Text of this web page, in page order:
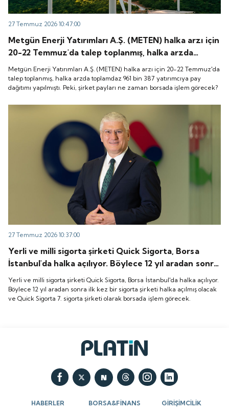
27 Temmuz 2026 10:47:00
Metgün Enerji Yatırımları A.Ş. (METEN) halka arzı için
20-22 Temmuz'da talep toplanmış, halka arzda
toplamdaz 961 bin 387 yatırımcıya pay dağıtımı
yapılmıştı. Peki, şirket payları ne zaman borsada
işlem görecek?
Metgün Enerji Yatırımları A.Ş. (METEN) halka arzı için 20-22 Temmuz'da
talep toplanmış, halka arzda toplamdaz 961 bin 387 yatırımcıya pay
dağıtımı yapılmıştı. Peki, şirket payları ne zaman borsada işlem görecek?
27 Temmuz 2026 10:37:00
Yerli ve milli sigorta şirketi Quick Sigorta, Borsa
İstanbul'da halka açılıyor. Böylece 12 yıl aradan sonra
ilk kez bir sigorta şirketi halka açılmış olacak ve
Quick Sigorta 7. sigorta şirketi olarak borsada işlem
görecek.
Yerli ve milli sigorta şirketi Quick Sigorta, Borsa İstanbul'da halka açılıyor.
Böylece 12 yıl aradan sonra ilk kez bir sigorta şirketi halka açılmış olacak
ve Quick Sigorta 7. sigorta şirketi olarak borsada işlem görecek.
HABERLER BORSA&FİNANS GİRİŞİMCİLİK